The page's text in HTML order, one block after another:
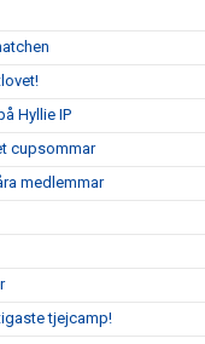
Hyllie IP
cupsommar
medlemmar
tjejcamp!